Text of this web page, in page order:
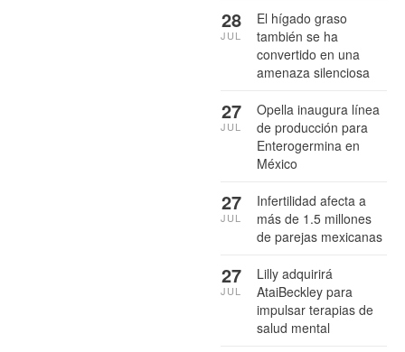
El hígado graso
también se ha
convertido en una
amenaza silenciosa
28
JUL
Opella inaugura línea
de producción para
Enterogermina en
México
27
JUL
Infertilidad afecta a
más de 1.5 millones
de parejas mexicanas
27
JUL
Lilly adquirirá
AtaiBeckley para
impulsar terapias de
salud mental
27
JUL